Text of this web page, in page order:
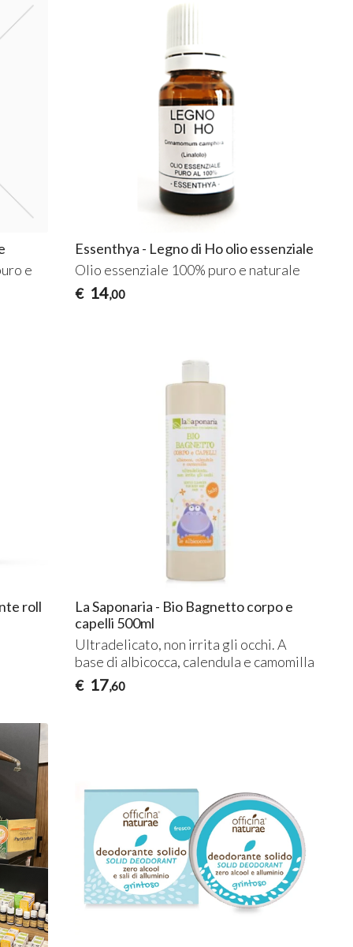
e
Essenthya - Legno di Ho olio essenziale
Olio essenziale 100% puro e naturale
€ 14,00
roll
La Saponaria - Bio Bagnetto corpo e
capelli 500ml
Ultradelicato, non irrita gli occhi. A
base di albicocca, calendula e camomilla
€ 17,60